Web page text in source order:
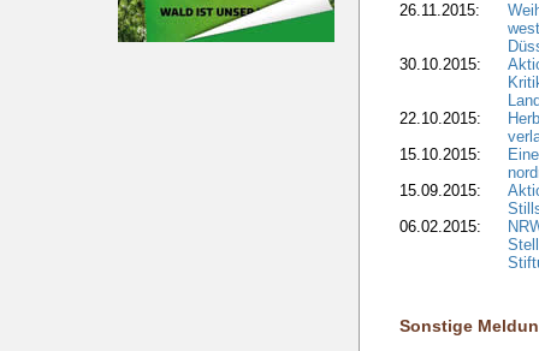
26.11.2015:
30.10.2015:
22.10.2015:
15.10.2015:
15.09.2015:
06.02.2015:
Sonstige